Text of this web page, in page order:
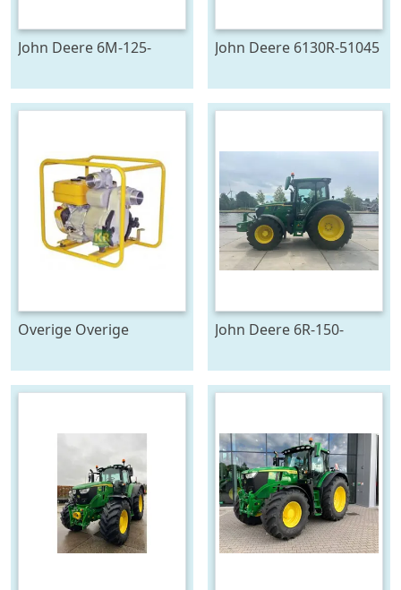
John Deere 6M-125-
John Deere 6130R-51045
Overige Overige
John Deere 6R-150-